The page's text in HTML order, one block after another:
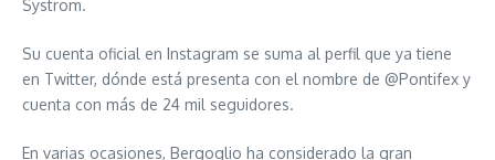
Systrom.
Su cuenta oficial en Instagram se suma al perfil que ya tiene
en Twitter, dónde está presenta con el nombre de @Pontifex y
cuenta con más de 24 mil seguidores.
En varias ocasiones, Bergoglio ha considerado la gran